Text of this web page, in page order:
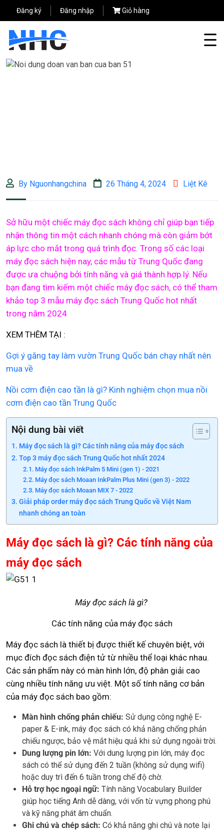
Đăng ký Đăng nhập Giỏ hàng
By Nguonhangchina 26 Tháng 4, 2024 Liệt Kê
Sở hữu một chiếc máy đọc sách không chỉ giúp bạn tiếp
nhận thông tin một cách nhanh chóng mà còn giảm bớt
áp lực cho mắt trong quá trình đọc. Trong số các loại
máy đọc sách hiện nay, các mẫu từ Trung Quốc đang
được ưa chuộng bởi tính năng và giá thành hợp lý. Nếu
bạn đang tìm kiếm một chiếc máy đọc sách, có thể tham
khảo top 3 mẫu máy đọc sách Trung Quốc hot nhất
trong năm 2024
XEM THÊM TẠI :
Gợi ý găng tay làm vườn Trung Quốc bán chạy nhất nên
mua về
Nồi cơm điện cao tần là gì? Kinh nghiệm chọn mua nồi
cơm điện cao tần Trung Quốc
Nội dung bài viết
Máy đọc sách là gì? Các tính năng của máy đọc sách
Top 3 máy đọc sách Trung Quốc hot nhất 2024
Máy đọc sách InkPalm 5 Mini (gen 1) - 2021
Máy đọc sách Moaan InkPalm Plus Mini (gen 3) - 2022
Máy đọc sách Moaan MIX 7 - 2022
Giải pháp order máy đọc sách Trung Quốc về Việt Nam
nhanh chóng an toàn
Máy đọc sách là gì? Các tính năng của
máy đọc sách
Máy đọc sách là gì?
Các tính năng của máy đọc sách
Máy đọc sách là thiết bị được thiết kế chuyên biệt, với
mục đích đọc sách điện tử từ nhiều thể loại khác nhau.
Các sản phẩm này có màn hình lớn, độ phân giải cao
cùng nhiều tính năng ưu việt. Một số tính năng cơ bản
của máy đọc sách bao gồm:
Màn hình chống phản chiếu: Sử dụng công nghệ E-
paper & E-ink, máy đọc sách có khả năng chống phản
chiếu ngược, bảo vệ mắt hiệu quả khi sử dụng ngoài trời.
Dung lượng pin lớn: Với dung lượng pin lớn, máy đọc
sách có thể sử dụng đến 2 tuần (không sử dụng wifi)
hoặc duy trì đến 6 tuần trong chế độ chờ.
Hỗ trợ học ngoại ngữ: Tính năng Vocabulary Builder
giúp học tiếng Anh dễ dàng, với vốn từ vựng phong phú
và kỹ năng phát âm chuẩn.
Ghi chú và chép sách: Có khả năng ghi chú và note lại